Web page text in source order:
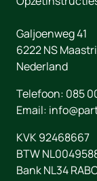
Galjoenweg 41
6222 NS
Nederland
Telefoon: 085
Email:
KVK 92468667
BTW
Bank NL34